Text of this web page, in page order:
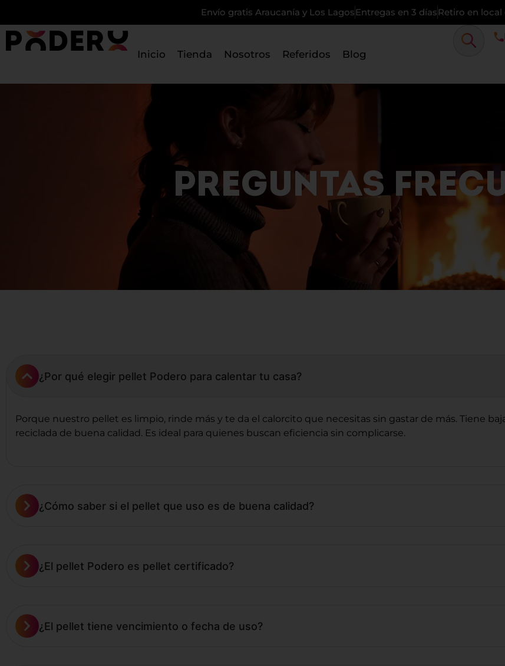
Envío gratis Araucanía y Los Lagos Entregas en 3 días Retiro en
Inicio Tienda Nosotros Referidos Blog
PREGUNTAS
¿Por qué elegir pellet Podero para calentar tu casa?
Porque nuestro pellet es limpio, rinde más y te da el calorcito que necesitas sin gastar de más. Tiene
reciclada de buena calidad. Es ideal para quienes buscan eficiencia sin complicarse.
¿Cómo saber si el pellet que uso es de buena calidad?
¿El pellet Podero es pellet certificado?
¿El pellet tiene vencimiento o fecha de uso?